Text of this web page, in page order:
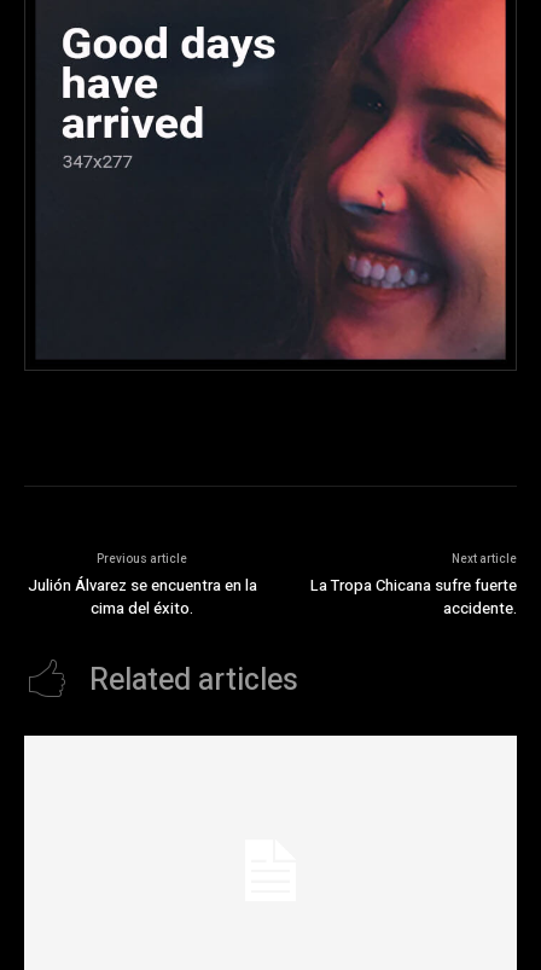
Previous article
Julión Álvarez se encuentra en la
cima del éxito.
Next article
La Tropa Chicana sufre fuerte
accidente.
Related articles